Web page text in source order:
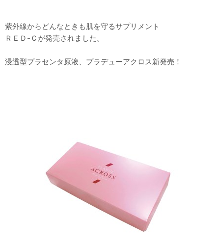
紫外線からどんなときも肌を守るサプリメント
ＲＥＤ-Ｃが発売されました。
浸透型プラセンタ原液、プラデューアクロス新発売！